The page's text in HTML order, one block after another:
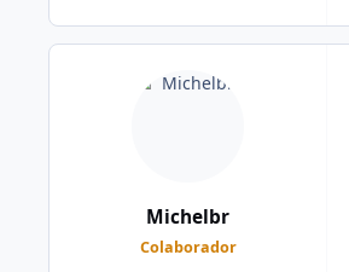
Michelbr
Colaborador